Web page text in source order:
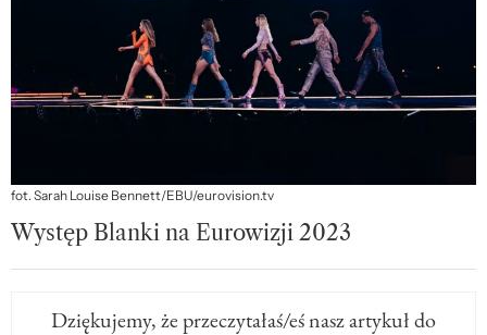
fot. Sarah Louise Bennett/EBU/eurovision.tv
Występ Blanki na Eurowizji 2023
Dziękujemy, że przeczytałaś/eś nasz artykuł do